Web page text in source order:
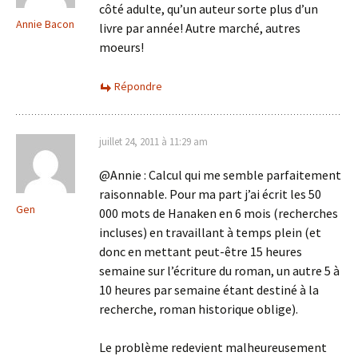
Annie Bacon
côté adulte, qu’un auteur sorte plus d’un
livre par année! Autre marché, autres
moeurs!
Répondre
Gen
juillet 24, 2011 à 11:29 am
@Annie : Calcul qui me semble parfaitement
raisonnable. Pour ma part j’ai écrit les 50
000 mots de Hanaken en 6 mois (recherches
incluses) en travaillant à temps plein (et
donc en mettant peut-être 15 heures
semaine sur l’écriture du roman, un autre 5 à
10 heures par semaine étant destiné à la
recherche, roman historique oblige).
Le problème redevient malheureusement